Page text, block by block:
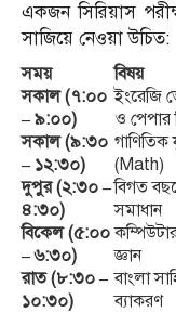
একজন সিরিয়াস
সাজিয়ে নেওয়া উচিত:
সময় বিষয়
সকাল (৭:০০
– ৯:০০)
ইংরেজি
ও পেপার
সকাল (৯:৩০
– ১২:৩০)
গাণিতিক
(Math)
দুপুর (২:৩০ –
৪:৩০)
বিগত
সমাধান
বিকেল (৫:০০
– ৬:৩০)
জ্ঞান
রাত (৮:৩০ –
১০:৩০)
বাংলা
ব্যাকরণ